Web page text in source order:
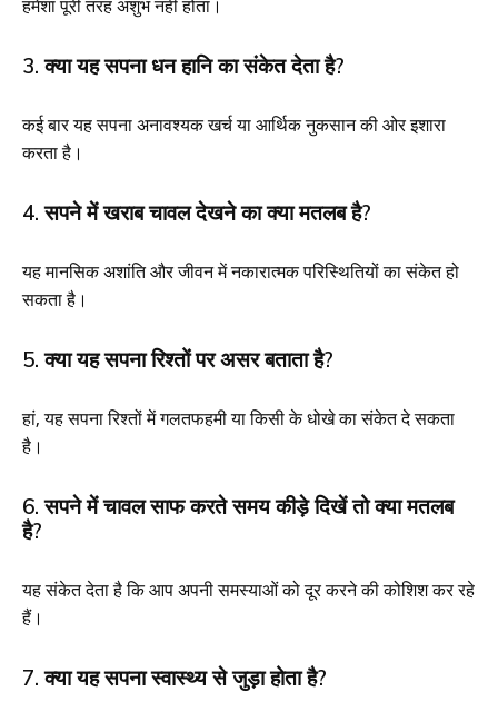
हमेशा पूरी तरह अशुभ नहीं होता।
3. क्या यह सपना धन हानि का संकेत देता है?
कई बार यह सपना अनावश्यक खर्च या आर्थिक नुकसान की ओर इशारा
करता है।
4. सपने में खराब चावल देखने का क्या मतलब है?
यह मानसिक अशांति और जीवन में नकारात्मक परिस्थितियों का संकेत हो
सकता है।
5. क्या यह सपना रिश्तों पर असर बताता है?
हां, यह सपना रिश्तों में गलतफहमी या किसी के धोखे का संकेत दे सकता
है।
6. सपने में चावल साफ करते समय कीड़े दिखें तो क्या मतलब
है?
यह संकेत देता है कि आप अपनी समस्याओं को दूर करने की कोशिश कर रहे
हैं।
7. क्या यह सपना स्वास्थ्य से जुड़ा होता है?